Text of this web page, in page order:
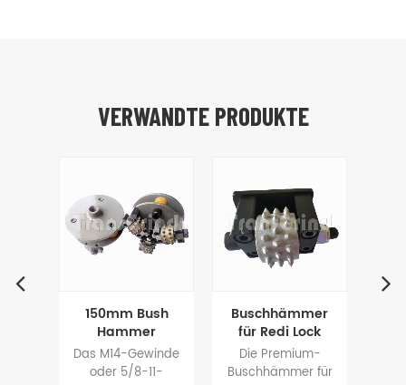
VERWANDTE PRODUKTE
150mm Bush
Hammer
Doppelplatte für
Handschleifer
Das M14-Gewinde
oder 5/8-11-
Buschhämmer
für Redi Lock
Grinder
Die Premium-
Buschhämmer für